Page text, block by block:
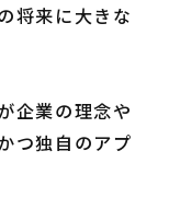
将来に大きな
企業の理念や
つ独自のアプ